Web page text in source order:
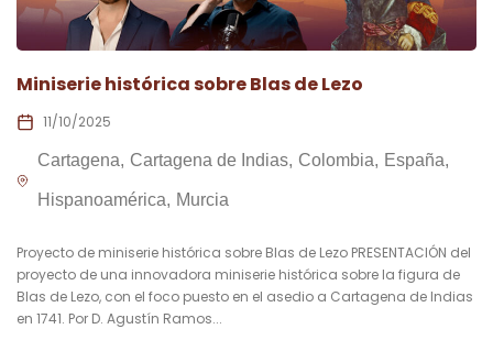
Miniserie histórica sobre Blas de Lezo
11/10/2025
Cartagena Cartagena de Indias Colombia España
Hispanoamérica Murcia
Proyecto de miniserie histórica sobre Blas de Lezo PRESENTACIÓN del
proyecto de una innovadora miniserie histórica sobre la figura de
Blas de Lezo, con el foco puesto en el asedio a Cartagena de Indias
en 1741. Por D. Agustín Ramos...